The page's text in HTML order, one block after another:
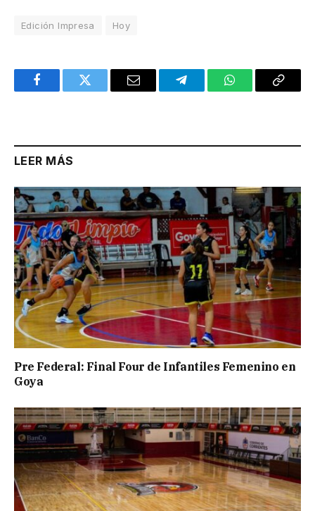
Edición Impresa Hoy
FacebookTwitter Email TelegramWhatsAppCopy
LEER MÁS
Pre Federal: Final Four de Infantiles Femenino en
Goya